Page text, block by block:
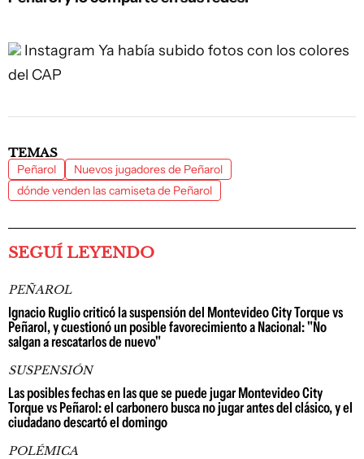
Instagram Ya había subido fotos con los colores
del CAP
TEMAS
Peñarol
Nuevos jugadores de Peñarol
dónde venden las camiseta de Peñarol
SEGUÍ LEYENDO
PEÑAROL
Ignacio Ruglio criticó la suspensión del Montevideo City Torque vs
Peñarol, y cuestionó un posible favorecimiento a Nacional: "No
salgan a rescatarlos de nuevo"
SUSPENSIÓN
Las posibles fechas en las que se puede jugar Montevideo City
Torque vs Peñarol: el carbonero busca no jugar antes del clásico, y el
ciudadano descartó el domingo
POLÉMICA